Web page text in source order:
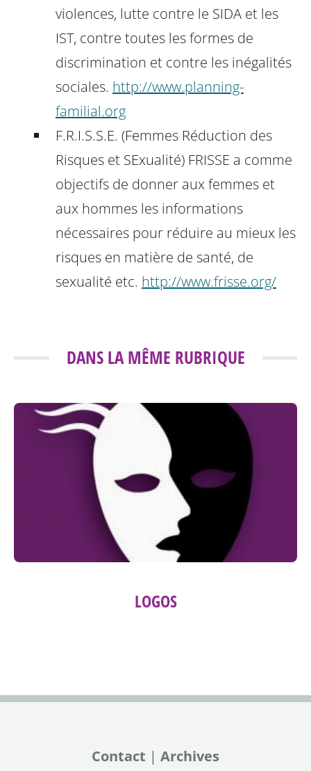
violences, lutte contre le SIDA et les
IST, contre toutes les formes de
discrimination et contre les inégalités
sociales. http://www.planning-
familial.org
F.R.I.S.S.E. (Femmes Réduction des
Risques et SExualité) FRISSE a comme
objectifs de donner aux femmes et
aux hommes les informations
nécessaires pour réduire au mieux les
risques en matière de santé, de
sexualité etc. http://www.frisse.org/
DANS LA MÊME RUBRIQUE
LOGOS
Contact | Archives